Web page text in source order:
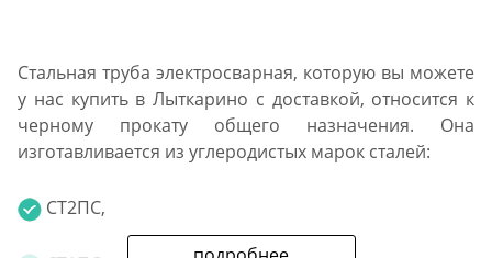
Стальная труба электросварная, которую вы можете
у нас купить в Лыткарино с доставкой, относится к
черному прокату общего назначения. Она
изготавливается из углеродистых марок сталей:
СТ2ПС,